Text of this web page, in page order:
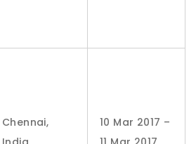
Chennai,
10 Mar 2017 –